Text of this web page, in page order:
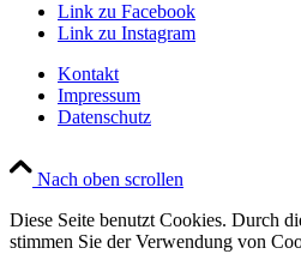
Link zu Facebook
Link zu Instagram
Kontakt
Impressum
Datenschutz
Nach oben scrollen
Diese Seite benutzt Cookies. Durch
stimmen Sie der Verwendung von